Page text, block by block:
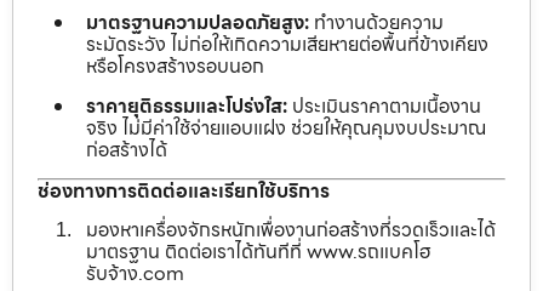
มาตรฐานความปลอดภัยสูง: ทำงานด้วยความ
ระมัดระวัง ไม่ก่อให้เกิดความเสียหายต่อพื้นที่ข้างเคียง
หรือโครงสร้างรอบนอก
ราคายุติธรรมและโปร่งใส: ประเมินราคาตามเนื้องาน
จริง ไม่มีค่าใช้จ่ายแอบแฝง ช่วยให้คุณคุมงบประมาณ
ก่อสร้างได้
ช่องทางการติดต่อและเรียกใช้บริการ
มองหาเครื่องจักรหนักเพื่องานก่อสร้างที่รวดเร็วและได้
มาตรฐาน ติดต่อเราได้ทันทีที่ www.รถแบคโฮ
รับจ้าง.com